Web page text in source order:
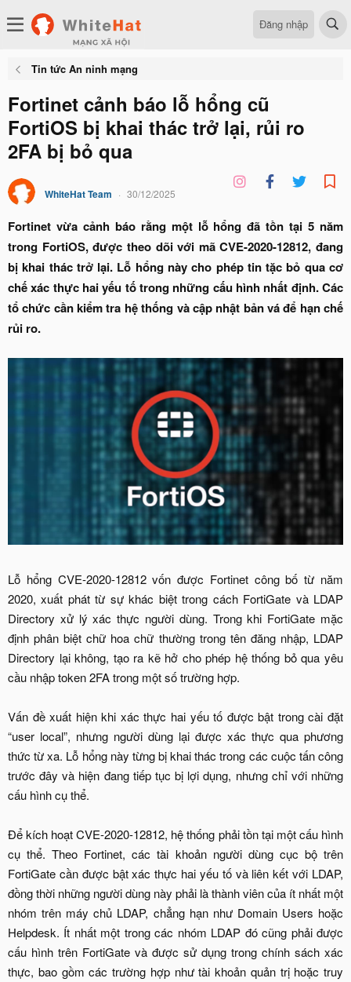
Đăng nhập
Tin tức An ninh mạng
Fortinet cảnh báo lỗ hổng cũ
FortiOS bị khai thác trở lại, rủi ro
2FA bị bỏ qua
WhiteHat Team 30/12/2025
Fortinet vừa cảnh báo rằng một lỗ hổng đã tồn tại 5 năm
trong FortiOS, được theo dõi với mã CVE-2020-12812, đang
bị khai thác trở lại. Lỗ hổng này cho phép tin tặc bỏ qua cơ
chế xác thực hai yếu tố trong những cấu hình nhất định. Các
tổ chức cần kiểm tra hệ thống và cập nhật bản vá để hạn chế
rủi ro.
Lỗ hổng CVE-2020-12812 vốn được Fortinet công bố từ năm
2020, xuất phát từ sự khác biệt trong cách FortiGate và LDAP
Directory xử lý xác thực người dùng. Trong khi FortiGate mặc
định phân biệt chữ hoa chữ thường trong tên đăng nhập, LDAP
Directory lại không, tạo ra kẽ hở cho phép hệ thống bỏ qua yêu
cầu nhập token 2FA trong một số trường hợp.
Vấn đề xuất hiện khi xác thực hai yếu tố được bật trong cài đặt
“user local”, nhưng người dùng lại được xác thực qua phương
thức từ xa. Lỗ hổng này từng bị khai thác trong các cuộc tấn công
trước đây và hiện đang tiếp tục bị lợi dụng, nhưng chỉ với những
cấu hình cụ thể.
Để kích hoạt CVE-2020-12812, hệ thống phải tồn tại một cấu hình
cụ thể. Theo Fortinet, các tài khoản người dùng cục bộ trên
FortiGate cần được bật xác thực hai yếu tố và liên kết với LDAP,
đồng thời những người dùng này phải là thành viên của ít nhất một
nhóm trên máy chủ LDAP, chẳng hạn như Domain Users hoặc
Helpdesk. Ít nhất một trong các nhóm LDAP đó cũng phải được
cấu hình trên FortiGate và được sử dụng trong chính sách xác
thực, bao gồm các trường hợp như tài khoản quản trị hoặc truy